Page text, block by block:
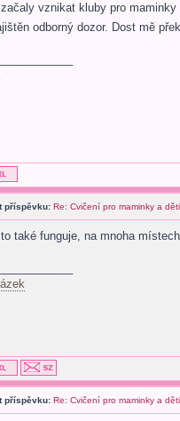
vznikat kluby pro
odborný dozor. Dost mě
příspěvku: Re: Cvičení pro maminky a děti
také funguje, na mnoha
příspěvku: Re: Cvičení pro maminky a děti